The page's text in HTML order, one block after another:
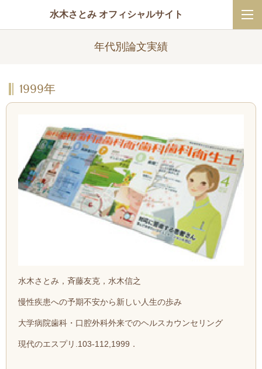
水木さとみ オフィシャルサイト
年代別論文実績
1999年
水木さとみ，斉藤友克，水木信之
慢性疾患への予期不安から新しい人生の歩み
大学病院歯科・口腔外科外来でのヘルスカウンセリング
現代のエスプリ.103-112,1999．